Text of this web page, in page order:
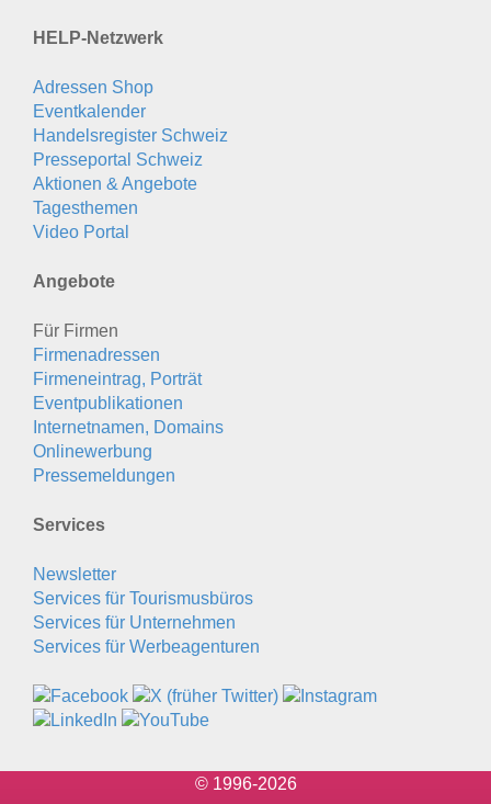
HELP-Netzwerk
Adressen Shop
Eventkalender
Handelsregister Schweiz
Presseportal Schweiz
Aktionen & Angebote
Tagesthemen
Video Portal
Angebote
Für Firmen
Firmenadressen
Firmeneintrag, Porträt
Eventpublikationen
Internetnamen, Domains
Onlinewerbung
Pressemeldungen
Services
Newsletter
Services für Tourismusbüros
Services für Unternehmen
Services für Werbeagenturen
© 1996-2026